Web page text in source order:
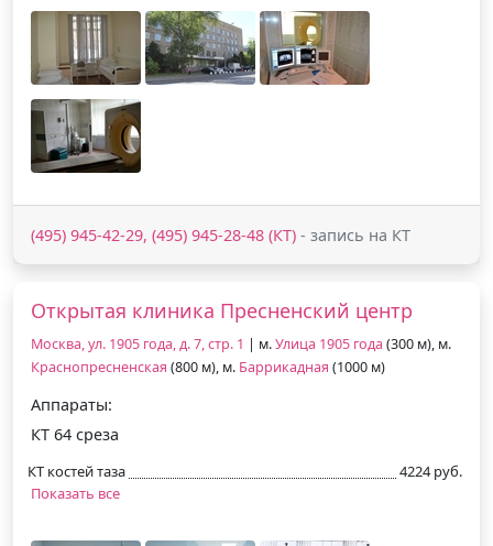
(495) 945-42-29, (495) 945-28-48 (КТ) - запись на КТ
Открытая клиника Пресненский центр
Москва, ул. 1905 года, д. 7, стр. 1 | м.Улица 1905 года (300 м), м.
Краснопресненская (800 м), м. Баррикадная (1000 м)
Аппараты:
КТ 64 среза
КТ костей таза
4224 руб.
Показать все